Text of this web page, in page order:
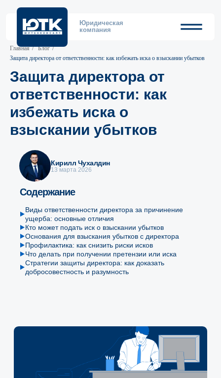
Юридическая
компания
Главная / Блог /
Защита директора от ответственности: как избежать иска о взыскании убытков
Защита директора от
ответственности: как
избежать иска о
взыскании убытков
Виды ответственности директора за причинение
ущерба: основные отличия
Кто может подать иск о взыскании убытков
Основания для взыскания убытков с директора
Профилактика: как снизить риски исков
Что делать при получении претензии или иска
Стратегии защиты директора: как доказать
добросовестность и разумность
Содержание
Кирилл Чухалдин
13 марта 2026